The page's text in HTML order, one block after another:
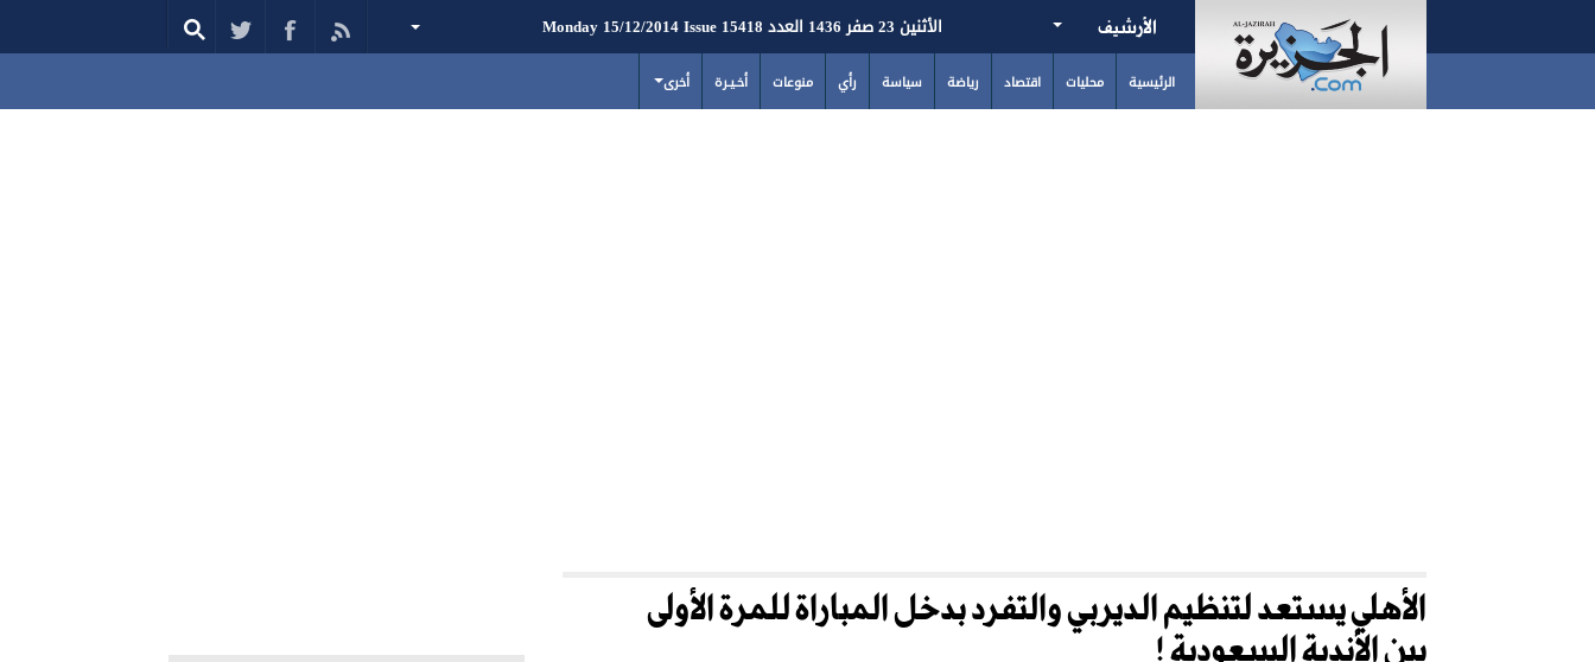
الأثنين 23 صفر 1436 العدد 15418 Monday 15/12/2014 Issue الأرشيف
أخرى أخـيـرة منوعات رأي سياسة رياضة اقتصاد محليات الرئيسية
الأهلي يستعد لتنظيم الديربي والتفرد بدخل المباراة للمرة الأولى
بين الأندية السعودية !